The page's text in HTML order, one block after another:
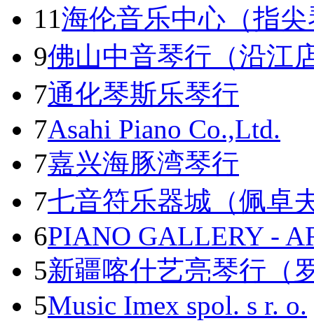
11海伦音乐中心（指
9佛山中音琴行（沿江
7通化琴斯乐琴行
7Asahi Piano Co.,Ltd.
7嘉兴海豚湾琴行
7七音符乐器城（佩卓
6PIANO GALLERY -
5新疆喀什艺亮琴行（
5Music Imex spol. s r. o.